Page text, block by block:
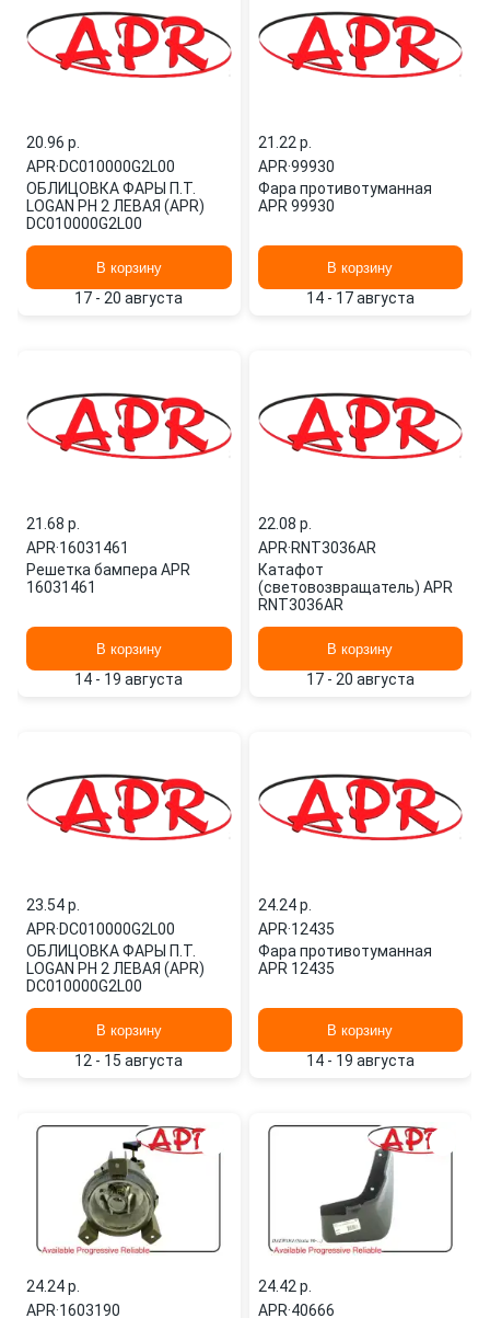
20.96 p.
APR·DC010000G2L00
ОБЛИЦОВКА ФАРЫ П.Т.
LOGAN PH 2 ЛЕВАЯ (APR)
DC010000G2L00
В корзину
17 - 20 августа
21.22 p.
APR·99930
Фара противотуманная
APR 99930
В корзину
14 - 17 августа
21.68 p.
APR·16031461
Решетка бампера APR
16031461
В корзину
14 - 19 августа
22.08 p.
APR·RNT3036AR
Катафот
(световозвращатель) APR
RNT3036AR
В корзину
17 - 20 августа
23.54 p.
APR·DC010000G2L00
ОБЛИЦОВКА ФАРЫ П.Т.
LOGAN PH 2 ЛЕВАЯ (APR)
DC010000G2L00
В корзину
12 - 15 августа
24.24 p.
APR·12435
Фара противотуманная
APR 12435
В корзину
14 - 19 августа
24.24 p.
APR·1603190
24.42 p.
APR·40666